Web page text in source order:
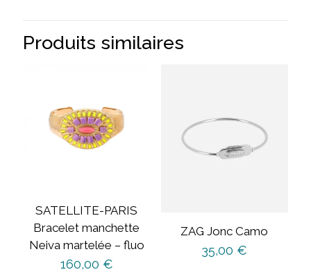
Produits similaires
SATELLITE-PARIS
Bracelet manchette
Neiva martelée – fluo
160,00 €
ZAG Jonc Camo
35,00 €